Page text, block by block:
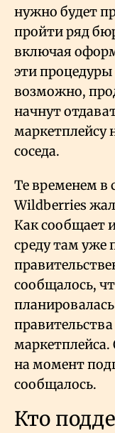
нужно будет
пройти ряд
включая
эти
возможно,
начнут
маркетплейсу
соседа.
Те временем в
Wildberries
Как сообщает
среду там уже
сообщалось,
маркетплейса.
на момент
сообщалось.
Кто